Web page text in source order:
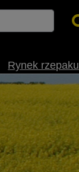
Rynek rzepaku